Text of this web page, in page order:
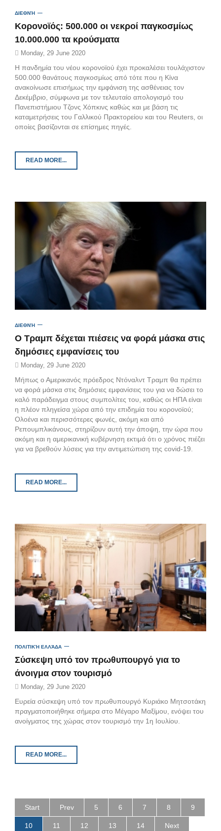
ΔΙΕΘΝΉ
Κορονοϊός: 500.000 οι νεκροί παγκοσμίως
10.000.000 τα κρούσματα
Monday, 29 June 2020
Η πανδημία του νέου κορονοϊού έχει προκαλέσει τουλάχιστον
500.000 θανάτους παγκοσμίως από τότε που η Κίνα
ανακοίνωσε επισήμως την εμφάνιση της ασθένειας τον
Δεκέμβριο, σύμφωνα με τον τελευταίο απολογισμό του
Πανεπιστήμιου Τζονς Χόπκινς καθώς και με βάση τις
καταμετρήσεις του Γαλλικού Πρακτορείου και του Reuters, οι
οποίες βασίζονται σε επίσημες πηγές.
READ MORE...
ΔΙΕΘΝΉ
Ο Τραμπ δέχεται πιέσεις να φορά μάσκα στις
δημόσιες εμφανίσεις του
Monday, 29 June 2020
Μήπως ο Αμερικανός πρόεδρος Ντόναλντ Τραμπ θα πρέπει
να φορά μάσκα στις δημόσιες εμφανίσεις του για να δώσει το
καλό παράδειγμα στους συμπολίτες του, καθώς οι ΗΠΑ είναι
η πλέον πληγείσα χώρα από την επιδημία του κορονοϊού;
Ολοένα και περισσότερες φωνές, ακόμη και από
Ρεπουμπλικάνους, στηρίζουν αυτή την άποψη, την ώρα που
ακόμη και η αμερικανική κυβέρνηση εκτιμά ότι ο χρόνος πιέζει
για να βρεθούν λύσεις για την αντιμετώπιση της covid-19.
READ MORE...
ΠΟΛΙΤΙΚΉ ΕΛΛΆΔΑ
Σύσκεψη υπό τον πρωθυπουργό για το
άνοιγμα στον τουρισμό
Monday, 29 June 2020
Ευρεία σύσκεψη υπό τον πρωθυπουργό Κυριάκο Μητσοτάκη
πραγματοποιήθηκε σήμερα στο Μέγαρο Μαξίμου, ενόψει του
ανοίγματος της χώρας στον τουρισμό την 1η Ιουλίου.
READ MORE...
Start Prev 5 6 7 8 9
10 11 12 13 14 Next